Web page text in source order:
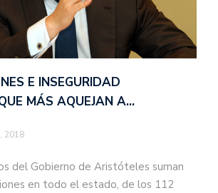
E INSEGURIDAD
MÁS AQUEJAN A…
2018
del Gobierno de Aristóteles suman
en todo el estado, de los 112